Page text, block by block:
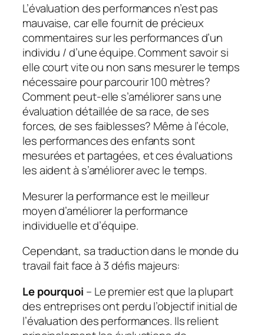
L’évaluation des performances n’est pas
mauvaise, car elle fournit de précieux
commentaires sur les performances d’un
individu / d’une équipe. Comment savoir si
elle court vite ou non sans mesurer le temps
nécessaire pour parcourir 100 mètres?
Comment peut-elle s’améliorer sans une
évaluation détaillée de sa race, de ses
forces, de ses faiblesses? Même à l’école,
les performances des enfants sont
mesurées et partagées, et ces évaluations
les aident à s’améliorer avec le temps.
Mesurer la performance est le meilleur
moyen d’améliorer la performance
individuelle et d’équipe.
Cependant, sa traduction dans le monde du
travail fait face à 3 défis majeurs:
Le pourquoi – Le premier est que la plupart
des entreprises ont perdu l’objectif initial de
l’évaluation des performances. Ils relient